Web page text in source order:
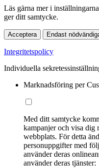
Läs gärna mer i
ger ditt samtycke.
Acceptera Endast
Integritetspolicy
Individuella
Marknadsföring per
Med ditt samtycke
kampanjer och visa dig
webbplats. För detta
personuppgifter med
använder deras
använder deras tjänster: